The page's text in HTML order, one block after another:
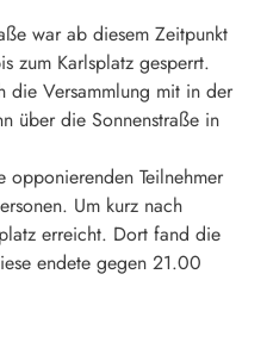
war ab diesem Zeitpunkt
zum Karlsplatz gesperrt.
die Versammlung mit in der
über die Sonnenstraße in
opponierenden Teilnehmer
Um kurz nach
erreicht. Dort fand die
endete gegen 21.00